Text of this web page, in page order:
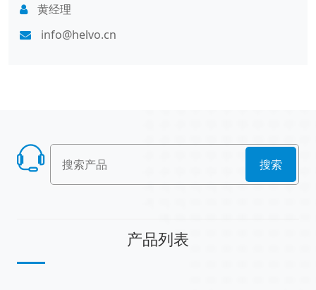
黄经理
info@helvo.cn
搜索
产品列表